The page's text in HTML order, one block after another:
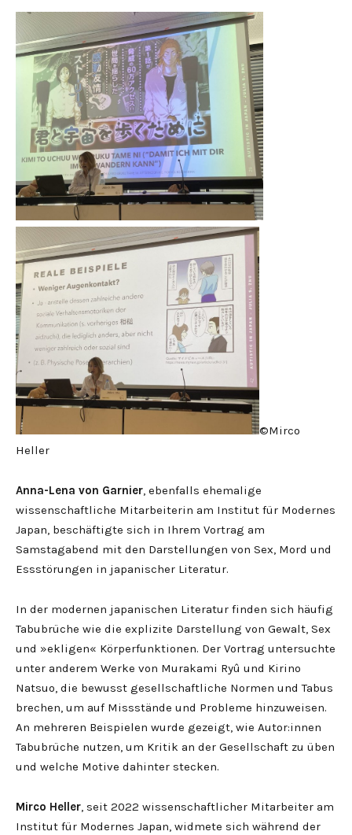
©Mirco
Heller
Anna-Lena von Garnier, ebenfalls ehemalige
wissenschaftliche Mitarbeiterin am Institut für Modernes
Japan, beschäftigte sich in Ihrem Vortrag am
Samstagabend mit den Darstellungen von Sex, Mord und
Essstörungen in japanischer Literatur.
In der modernen japanischen Literatur finden sich häufig
Tabubrüche wie die explizite Darstellung von Gewalt, Sex
und »ekligen« Körperfunktionen. Der Vortrag untersuchte
unter anderem Werke von Murakami Ryû und Kirino
Natsuo, die bewusst gesellschaftliche Normen und Tabus
brechen, um auf Missstände und Probleme hinzuweisen.
An mehreren Beispielen wurde gezeigt, wie Autor:innen
Tabubrüche nutzen, um Kritik an der Gesellschaft zu üben
und welche Motive dahinter stecken.
Mirco Heller, seit 2022 wissenschaftlicher Mitarbeiter am
Institut für Modernes Japan, widmete sich während der